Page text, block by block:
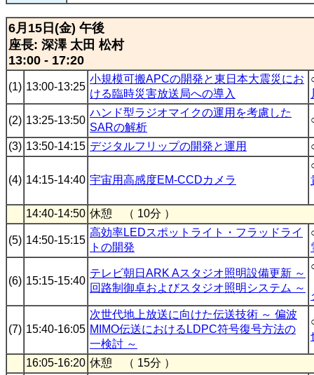
6月15日(金) 午後
座長: 深澤 太田 松村
13:00 - 17:20
(1) 13:00-13:25
小規模可搬APCの開発と東日本大震災にお
ける臨時災害放送局への導入
(2) 13:25-13:50
ハンド型ラジオマイクの運用を考慮した
SARの解析
(3) 13:50-14:15 デジタルフリップの開発と運用
(4) 14:15-14:40 宇宙用高感度EM-CCDカメラ
14:40-14:50 休憩 （ 10分 ）
(5) 14:50-15:15
高効率LEDスポットライト・フラッドライ
トの開発
(6) 15:15-15:40
テレビ朝日ARK Aスタジオ照明設備更新 ～
回路制御卓およびスタジオ照明システム ～
(7) 15:40-16:05
次世代地上放送に向けた伝送技術 ～ 偏波
MIMO伝送におけるLDPC符号復号方法の
一検討 ～
16:05-16:20 休憩 （ 15分 ）